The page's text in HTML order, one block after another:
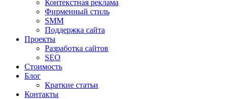
Контекстная реклама
Фирменный стиль
SMM
Поддержка сайта
Проекты
Разработка сайтов
SEO
Стоимость
Блог
Краткие статьи
Контакты